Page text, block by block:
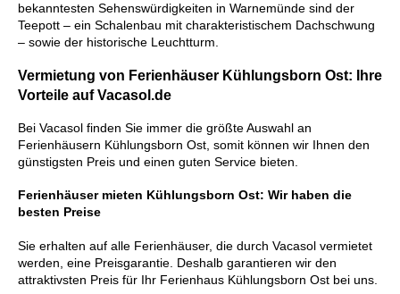
bekanntesten Sehenswürdigkeiten in Warnemünde sind der
Teepott – ein Schalenbau mit charakteristischem Dachschwung
– sowie der historische Leuchtturm.
Vermietung von Ferienhäuser Kühlungsborn Ost: Ihre
Vorteile auf Vacasol.de
Bei Vacasol finden Sie immer die größte Auswahl an
Ferienhäusern Kühlungsborn Ost, somit können wir Ihnen den
günstigsten Preis und einen guten Service bieten.
Ferienhäuser mieten Kühlungsborn Ost: Wir haben die
besten Preise
Sie erhalten auf alle Ferienhäuser, die durch Vacasol vermietet
werden, eine Preisgarantie. Deshalb garantieren wir den
attraktivsten Preis für Ihr Ferienhaus Kühlungsborn Ost bei uns.